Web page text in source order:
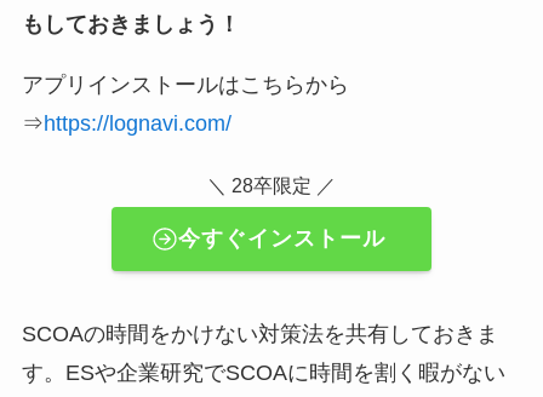
もしておきましょう！
アプリインストールはこちらから
⇒https://lognavi.com/
＼ 28卒限定 ／
今すぐインストール
SCOAの時間をかけない対策法を共有しておきま
す。ESや企業研究でSCOAに時間を割く暇がない